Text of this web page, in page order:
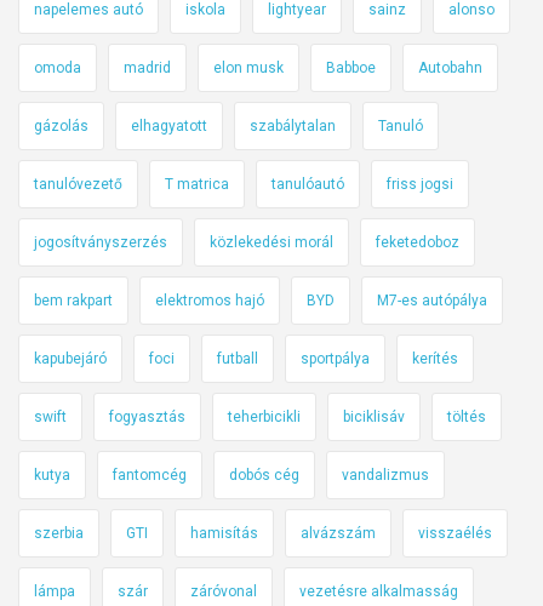
napelemes autó iskola lightyear sainz alonso
omoda madrid elon musk Babboe Autobahn
gázolás elhagyatott szabálytalan Tanuló
tanulóvezető T matrica tanulóautó friss jogsi
jogosítványszerzés közlekedési morál feketedoboz
bem rakpart elektromos hajó BYD M7-es autópálya
kapubejáró foci futball sportpálya kerítés
swift fogyasztás teherbicikli biciklisáv töltés
kutya fantomcég dobós cég vandalizmus
szerbia GTI hamisítás alvázszám visszaélés
lámpa szár záróvonal vezetésre alkalmasság